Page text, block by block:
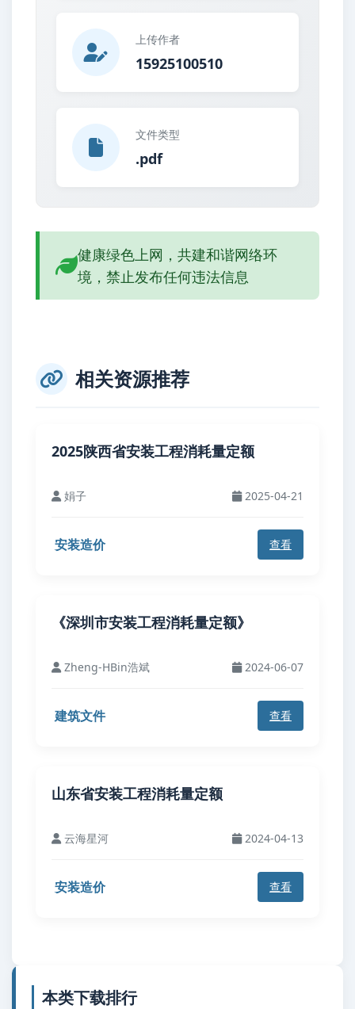
上传作者
15925100510
文件类型
.pdf
健康绿色上网，共建和谐网络环
境，禁止发布任何违法信息
相关资源推荐
2025陕西省安装工程消耗量定额
娟子 2025-04-21
安装造价 查看
《深圳市安装工程消耗量定额》
Zheng-HBin浩斌 2024-06-07
建筑文件 查看
山东省安装工程消耗量定额
云海星河 2024-04-13
安装造价 查看
本类下载排行